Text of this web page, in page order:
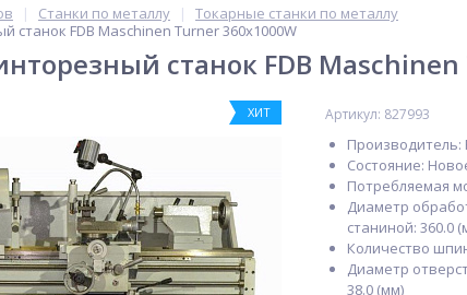
Станки по металлу
Токарные станки по металлу
станок FDB Maschinen Turner 360x1000W
станок FDB
ХИТ Артикул: 827993
Производитель:
Состояние:
Потребляемая
Диаметр
станиной: 360.0
Количество
Диаметр
38.0 (мм)